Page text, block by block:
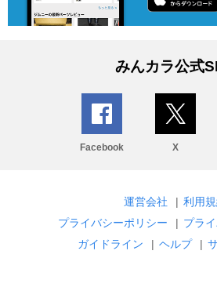
みんカラ公式
Facebook X
運営会社 | 利用
プライバシーポリシー
| プラ
ガイドライン
| ヘルプ |